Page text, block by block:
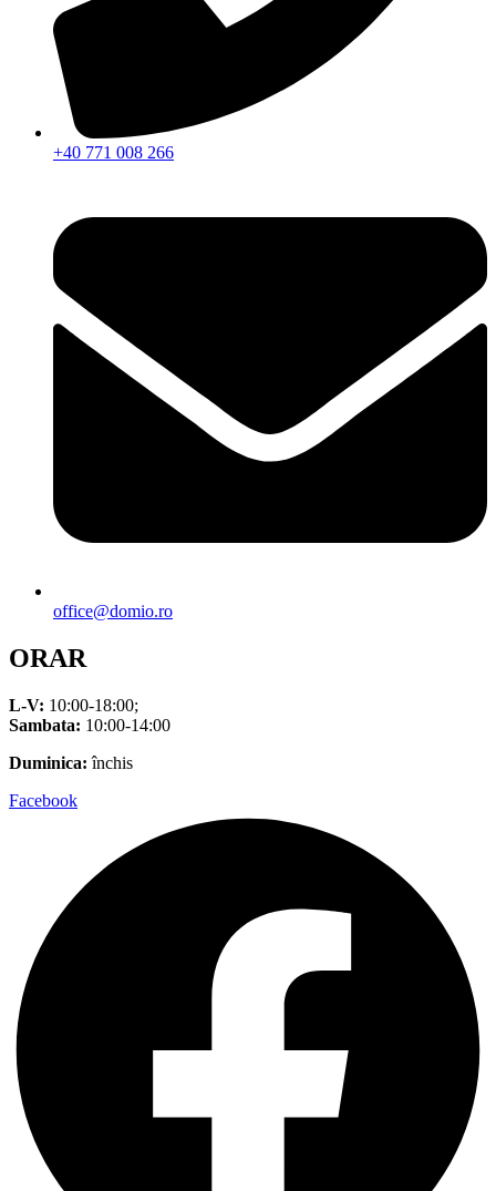
+40 771 008 266
office@domio.ro
ORAR
L-V: 10:00-18:00;
Sambata: 10:00-14:00
Duminica: închis
Facebook